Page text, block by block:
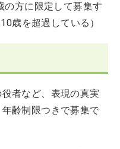
の方に限定して募集す
歳を超過している）
者など、表現の真実
齢制限つきで募集で